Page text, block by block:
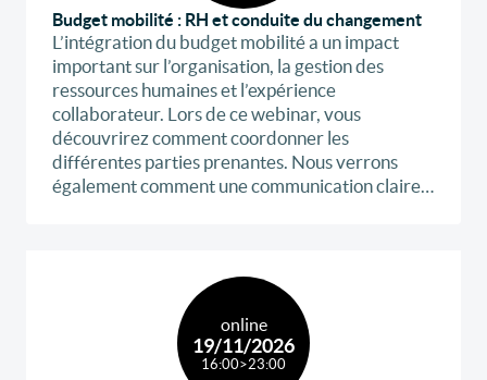
Budget mobilité : RH et conduite du changement
L’intégration du budget mobilité a un impact
important sur l’organisation, la gestion des
ressources humaines et l’expérience
collaborateur. Lors de ce webinar, vous
découvrirez comment coordonner les
différentes parties prenantes. Nous verrons
également comment une communication claire
Report 2026 sur les intentions et les défis des
entreprises belges. Pour les aspects techniques
et légaux, vous pouvez voir ou revoir nos
précédents webinars ICI.
online
19/11/2026
16:00>23:00